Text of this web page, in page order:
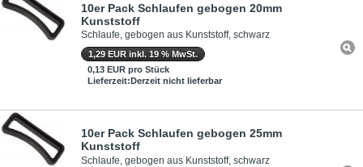
10er Pack Schlaufen gebogen 20mm
Kunststoff
Schlaufe, gebogen aus Kunststoff, schwarz
1,29 EUR inkl. 19 % MwSt.
0,13 EUR pro Stück
Lieferzeit:Derzeit nicht lieferbar
10er Pack Schlaufen gebogen 25mm
Kunststoff
Schlaufe, gebogen aus Kunststoff, schwarz